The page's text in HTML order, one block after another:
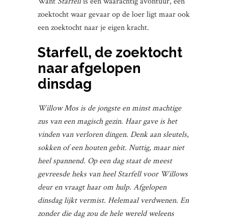
zoektocht waar gevaar op de loer ligt maar ook
een zoektocht naar je eigen kracht.
Starfell, de zoektocht
naar afgelopen
dinsdag
Willow Mos is de jongste en minst machtige
zus van een magisch gezin. Haar gave is het
vinden van verloren dingen. Denk aan sleutels,
sokken of een houten gebit. Nuttig, maar niet
heel spannend. Op een dag staat de meest
gevreesde heks van heel Starfell voor Willows
deur en vraagt haar om hulp. Afgelopen
dinsdag lijkt vermist. Helemaal verdwenen. En
zonder die dag zou de hele wereld weleens